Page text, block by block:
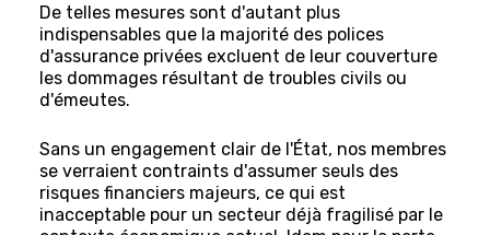
De telles mesures sont d'autant plus
indispensables que la majorité des polices
d'assurance privées excluent de leur couverture
les dommages résultant de troubles civils ou
d'émeutes.
Sans un engagement clair de l'État, nos membres
se verraient contraints d'assumer seuls des
risques financiers majeurs, ce qui est
inacceptable pour un secteur déjà fragilisé par le